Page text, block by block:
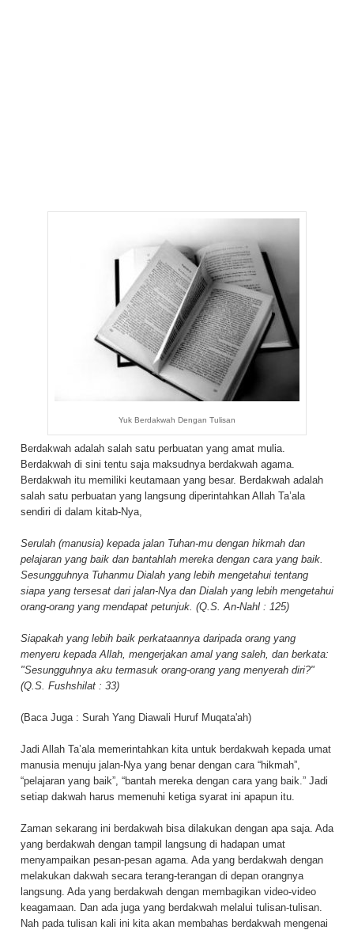
Yuk Berdakwah Dengan Tulisan
Berdakwah adalah salah satu perbuatan yang amat mulia.
Berdakwah di sini tentu saja maksudnya berdakwah agama.
Berdakwah itu memiliki keutamaan yang besar. Berdakwah adalah
salah satu perbuatan yang langsung diperintahkan Allah Ta’ala
sendiri di dalam kitab-Nya,
Serulah (manusia) kepada jalan Tuhan-mu dengan hikmah dan
pelajaran yang baik dan bantahlah mereka dengan cara yang baik.
Sesungguhnya Tuhanmu Dialah yang lebih mengetahui tentang
siapa yang tersesat dari jalan-Nya dan Dialah yang lebih mengetahui
orang-orang yang mendapat petunjuk. (Q.S. An-Nahl : 125)
Siapakah yang lebih baik perkataannya daripada orang yang
menyeru kepada Allah, mengerjakan amal yang saleh, dan berkata:
"Sesungguhnya aku termasuk orang-orang yang menyerah diri?"
(Q.S. Fushshilat : 33)
(Baca Juga : Surah Yang Diawali Huruf Muqata'ah)
Jadi Allah Ta’ala memerintahkan kita untuk berdakwah kepada umat
manusia menuju jalan-Nya yang benar dengan cara “hikmah”,
“pelajaran yang baik”, “bantah mereka dengan cara yang baik.” Jadi
setiap dakwah harus memenuhi ketiga syarat ini apapun itu.
Zaman sekarang ini berdakwah bisa dilakukan dengan apa saja. Ada
yang berdakwah dengan tampil langsung di hadapan umat
menyampaikan pesan-pesan agama. Ada yang berdakwah dengan
melakukan dakwah secara terang-terangan di depan orangnya
langsung. Ada yang berdakwah dengan membagikan video-video
keagamaan. Dan ada juga yang berdakwah melalui tulisan-tulisan.
Nah pada tulisan kali ini kita akan membahas berdakwah mengenai